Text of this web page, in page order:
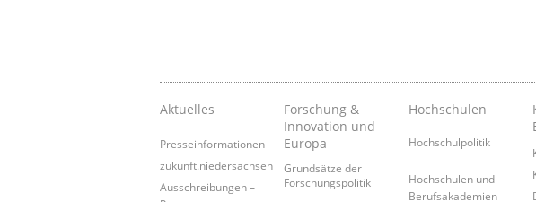
Aktuelles
Presseinformationen
zukunft.niedersachsen
Ausschreibungen –
Forschung &
Innovation und
Europa
Grundsätze der
Forschungspolitik
Hochschulen
Hochschulpolitik
Hochschulen und
Berufsakademien